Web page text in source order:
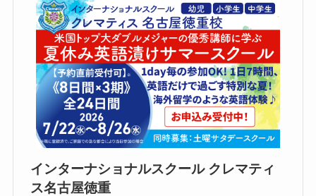
インターナショナルスクール クレマティ
ス名古屋徳重